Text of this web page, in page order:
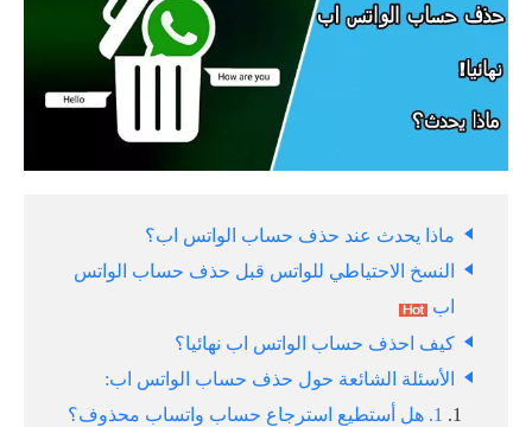
ماذا يحدث عند حذف حساب الواتس اب؟
النسخ الاحتياطي للواتس قبل حذف حساب الواتس
اب
كيف احذف حساب الواتس اب نهائيا؟
الأسئلة الشائعة حول حذف حساب الواتس اب:
1. هل أستطيع استرجاع حساب واتساب محذوف؟